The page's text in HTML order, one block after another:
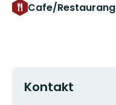
Cafe/Restaurang
Kontakt